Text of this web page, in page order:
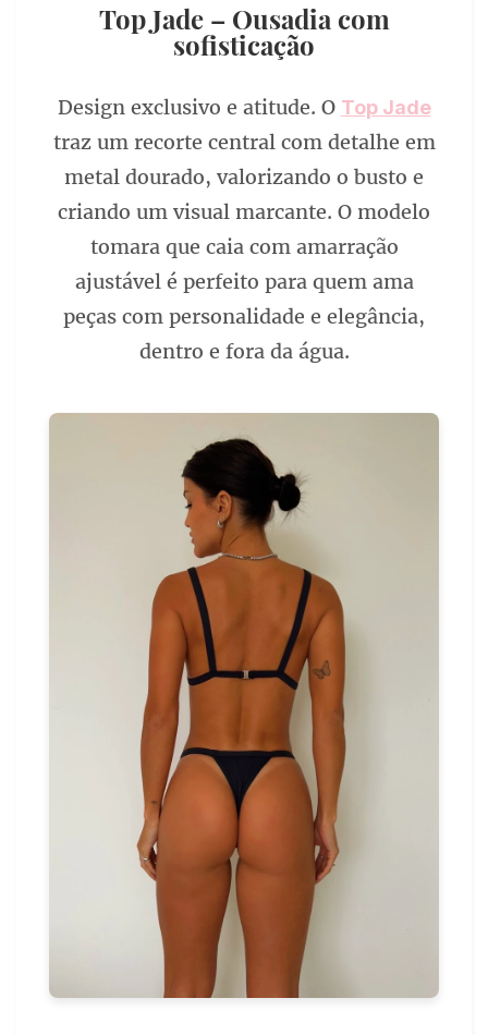
Top Jade – Ousadia com
sofisticação
Design exclusivo e atitude. O Top Jade
traz um recorte central com detalhe em
metal dourado, valorizando o busto e
criando um visual marcante. O modelo
tomara que caia com amarração
ajustável é perfeito para quem ama
peças com personalidade e elegância,
dentro e fora da água.